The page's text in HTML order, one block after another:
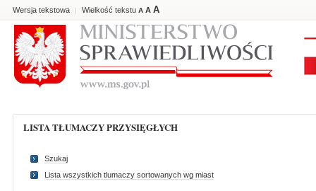
Wersja tekstowa | Wielkość tekstu A A A
LISTA TŁUMACZY PRZYSIĘGŁYCH
Szukaj
Lista wszystkich tlumaczy sortowanych wg miast